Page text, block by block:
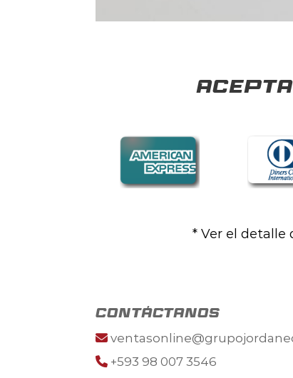
* Ver el detalle
contáctanos
+593 98 007 3546